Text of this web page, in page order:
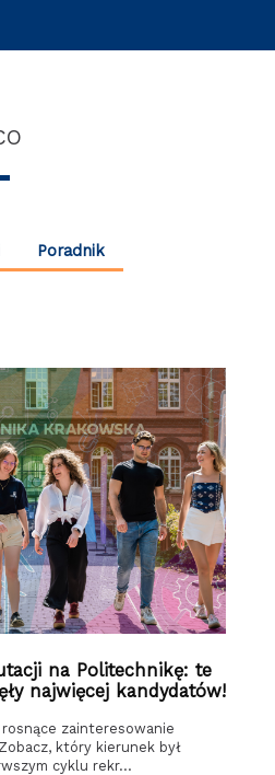
Poradnik
na Politechnikę: te
najwięcej kandydatów!
rosnące zainteresowanie
który kierunek był
cyklu rekr…